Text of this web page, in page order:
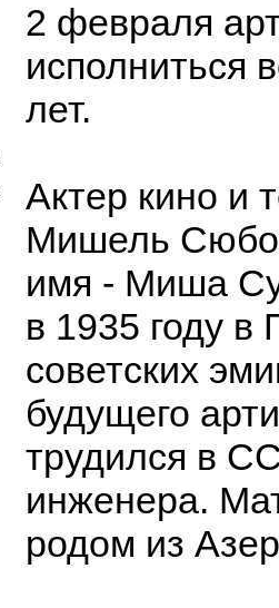
2 февраля
исполниться
лет.
Актер кино и
Мишель
имя - Миша
в 1935 году
советских
будущего
трудился в
инженера.
родом из